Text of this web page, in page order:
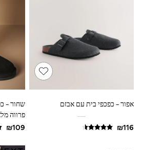
Knitwear
Loungewear
Nightwear & Pyjamas
Pants & Leggings
Occasion & Party
Sets & Outfits
Shirts & Blouses
Shorts & Skirts
Sportswear
Sweatshirts & Hoodies
אפור - כפכפי בית עם אבזם
שחור -
פרווה